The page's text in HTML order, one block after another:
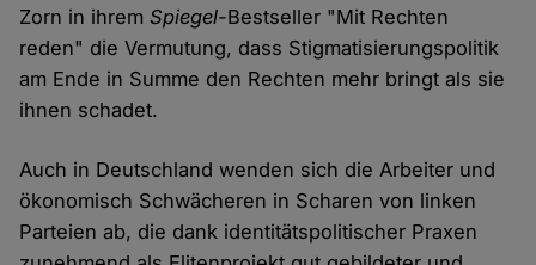
Zorn in ihremSpiegel-Bestseller "Mit Rechten
reden" die Vermutung, dass Stigmatisierungspolitik
am Ende in Summe den Rechten mehr bringt als sie
ihnen schadet.
Auch in Deutschland wenden sich die Arbeiter und
ökonomisch Schwächeren in Scharen von linken
Parteien ab, die dank identitätspolitischer Praxen